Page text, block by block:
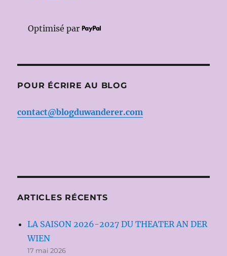
Optimisé par
POUR ÉCRIRE AU BLOG
contact@blogduwanderer.com
ARTICLES RÉCENTS
LA SAISON 2026-2027 DU THEATER AN DER
WIEN
17 mai 2026